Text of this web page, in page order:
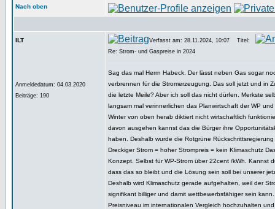
Nach oben
ILT
Anmeldedatum: 04.03.2020
Beiträge: 190
Verfasst am: 28.11.2024, 10:07
Titel:
Re: Strom- und Gaspreise in 2024
Sag das mal Herrn Habeck. Der lässt neben Gas sogar
verbrennen für die Stromerzeugung. Das soll jetzt und in
die letzte Meile? Aber ich soll das nicht dürfen. Merkste
langsam mal verinnerlichen das Planwirtschaft der WP und
Winter von oben herab diktiert nicht wirtschaftlich
davon ausgehen kannst das die Bürger ihre
haben. Deshalb wurde die Rotgrüne
Dreckiger Strom = hoher Strompreis = kein Klimaschutz
Konzept. Selbst für WP-Strom über 22cent /kWh. Kannst
dass das so bleibt und die Lösung sein soll bei unserer
Deshalb wird Klimaschutz gerade aufgehalten, weil der
signifikant billiger und damit wettbewerbsfähiger sein
Preisniveau im internationalen Vergleich hochzuhalten